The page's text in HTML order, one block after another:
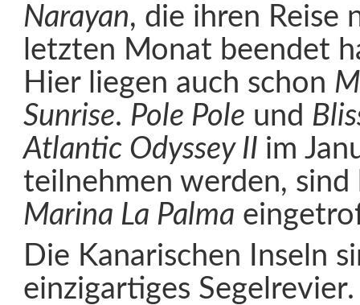
Narayan, die ihren Reise
letzten Monat beendet
Hier liegen auch schon
Sunrise. Pole Pole und
Atlantic Odyssey II im
teilnehmen werden, sind
Marina La Palma
Die Kanarischen Inseln
einzigartiges